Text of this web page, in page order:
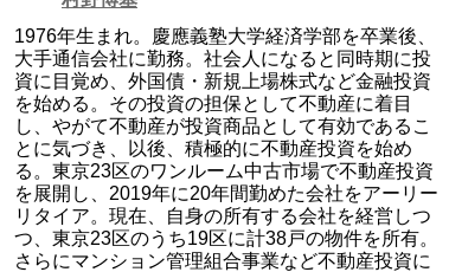
1976年生まれ。慶應義塾大学経済学部を卒業後、
大手通信会社に勤務。社会人になると同時期に投
資に目覚め、外国債・新規上場株式など金融投資
を始める。その投資の担保として不動産に着目
し、やがて不動産が投資商品として有効であるこ
とに気づき、以後、積極的に不動産投資を始め
る。東京23区のワンルーム中古市場で不動産投資
を展開し、2019年に20年間勤めた会社をアーリー
リタイア。現在、自身の所有する会社を経営しつ
つ、東京23区のうち19区に計38戸の物件を所有。
さらにマンション管理組合事業など不動産投資に